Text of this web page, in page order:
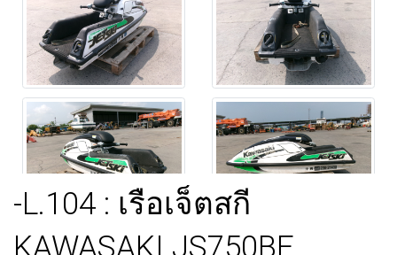
-L.104 : เรือเจ็ตสกี
KAWASAKI JS750BE